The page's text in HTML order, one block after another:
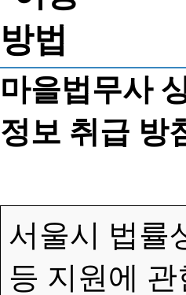
마을법무사
정보 취급 방
서울시 법률
등 지원에